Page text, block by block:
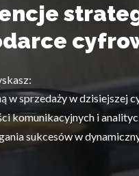
w sprzedaży w dzisiejszej
komunikacyjnych i
sukcesów w